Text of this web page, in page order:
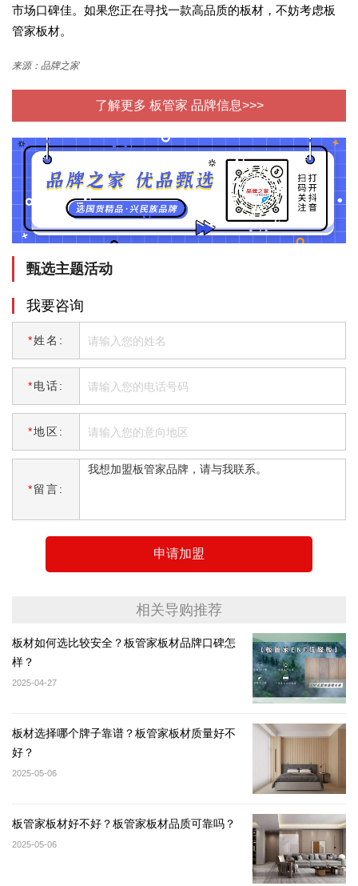
市场口碑佳。如果您正在寻找一款高品质的板材，不妨考虑板
管家板材。
来源：品牌之家
了解更多 板管家 品牌信息>>>
甄选主题活动
我要咨询
*姓名:
*电话:
*地区:
*留言:
申请加盟
相关导购推荐
板材如何选比较安全？板管家板材品牌口碑怎
样？
2025-04-27
板材选择哪个牌子靠谱？板管家板材质量好不
好？
2025-05-06
板管家板材好不好？板管家板材品质可靠吗？
2025-05-06